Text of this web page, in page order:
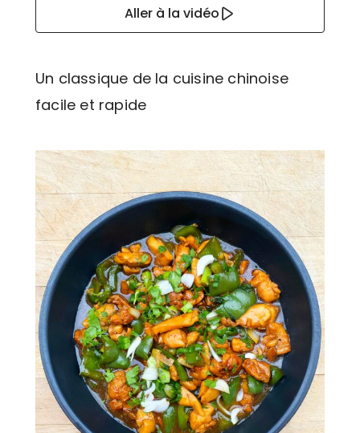
Aller à la vidéo
Un classique de la cuisine chinoise
facile et rapide